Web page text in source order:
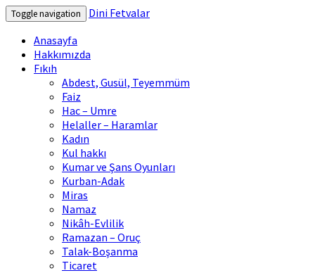
Toggle navigation
Dini Fetvalar
Anasayfa
Hakkımızda
Fıkıh
Abdest, Gusül, Teyemmüm
Faiz
Hac – Umre
Helaller – Haramlar
Kadın
Kul hakkı
Kumar ve Şans Oyunları
Kurban-Adak
Miras
Namaz
Nikâh-Evlilik
Ramazan – Oruç
Talak-Boşanma
Ticaret